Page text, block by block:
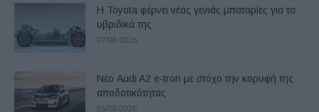
Η Toyota φέρνει νέας γενιάς μπαταρίες για τα
υβριδικά της
07/08/2026
Νέο Audi A2 e-tron με στόχο την κορυφή της
αποδοτικότητας
05/08/2026